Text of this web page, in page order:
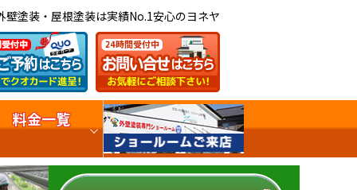
壁塗装・屋根塗装は実績No.1安心のヨネヤ
料金一覧